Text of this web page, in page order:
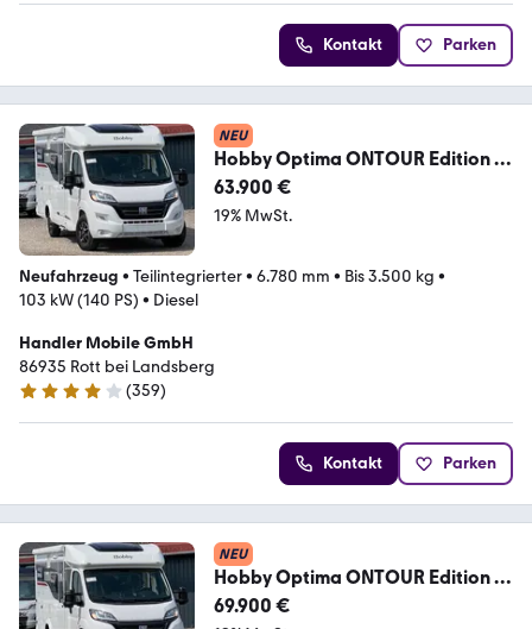
Kontakt Parken
NEU
Hobby Optima ONTOUR Edition F
V65 GE,SAT,Navi,Markise
63.900 €
19% MwSt.
Neufahrzeug • Teilintegrierter• 6.780 mm • Bis 3.500 kg •
103 kW (140 PS) • Diesel
Handler Mobile GmbH
86935 Rott bei Landsberg
4.2 Sterne
(359)
Kontakt Parken
NEU
Hobby Optima ONTOUR Edition F
V65 GE,Automatik /ACC
69.900 €